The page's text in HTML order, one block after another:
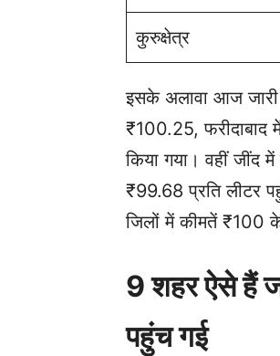
कुरुक्षेत्र
इसके अलावा आज जारी
₹100.25,
किया गया। वहीं
₹99.68 प्रति लीटर
जिलों में कीमतें ₹100
9 शहर ऐसे हैं
पहुंच गई